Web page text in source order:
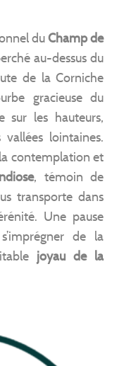
duChamp de
au-dessus du
de la Corniche
gracieuse du
sur les hauteurs,
vallées lointaines.
contemplation et
, témoin de
transporte dans
Une pause
de la
joyau de la